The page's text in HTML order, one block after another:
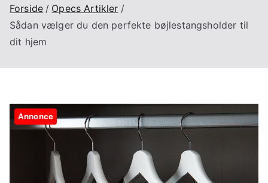
Forside
Opecs Artikler
Sådan vælger du den perfekte bøjlestangsholder til
dit hjem
Annonce